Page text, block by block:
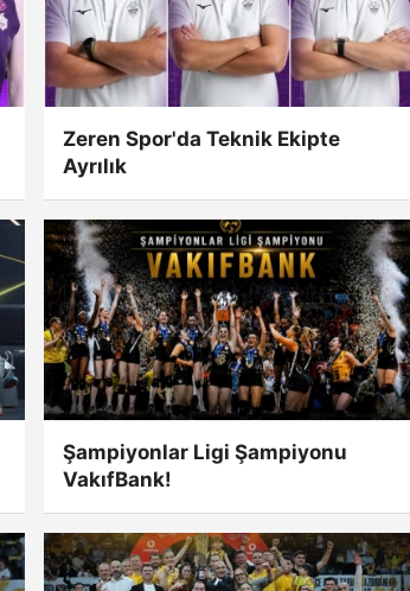
Zeren Spor'da Teknik Ekipte
Ayrılık
Şampiyonlar Ligi Şampiyonu
VakıfBank!